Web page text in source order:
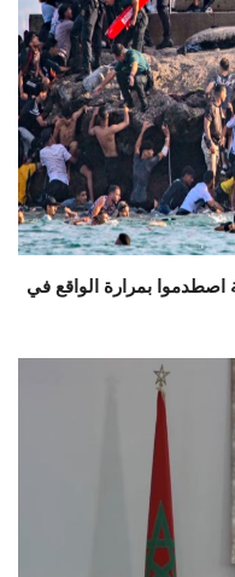
بمرارة الواقع في